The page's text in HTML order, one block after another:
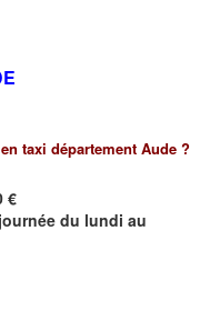
taxi département Aude ?
€
du lundi au